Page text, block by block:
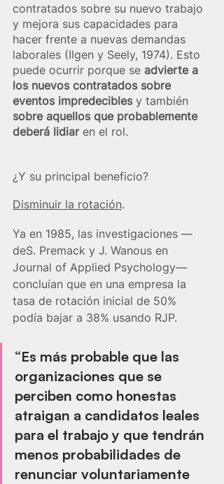
contratados sobre su nuevo trabajo
y mejora sus capacidades para
hacer frente a nuevas demandas
laborales (Ilgen y Seely, 1974). Esto
puede ocurrir porque se advierte a
los nuevos contratados sobre
eventos impredecibles y también
sobre aquellos que probablemente
deberá lidiar en el rol.
¿Y su principal beneficio?
Disminuir la rotación.
Ya en 1985, las investigaciones —
deS. Premack y J. Wanous en
Journal of Applied Psychology—
concluían que en una empresa la
tasa de rotación inicial de 50%
podía bajar a 38% usando RJP.
“Es más probable que las
organizaciones que se
perciben como honestas
atraigan a candidatos leales
para el trabajo y que tendrán
menos probabilidades de
renunciar voluntariamente